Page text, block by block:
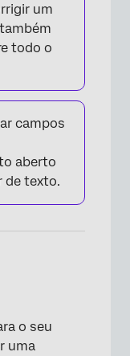
um
todo o
campos
aberto
de texto.
o seu
uma